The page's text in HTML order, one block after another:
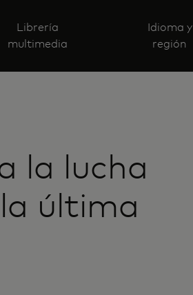
Librería
multimedia
Idioma y
región
la lucha
última